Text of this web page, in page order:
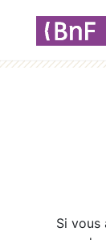
Si vous